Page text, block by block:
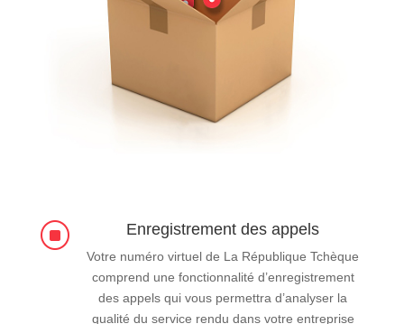
] Enregistrement des appels
Votre numéro virtuel de La République Tchèque
comprend une fonctionnalité d’enregistrement
des appels qui vous permettra d’analyser la
qualité du service rendu dans votre entreprise